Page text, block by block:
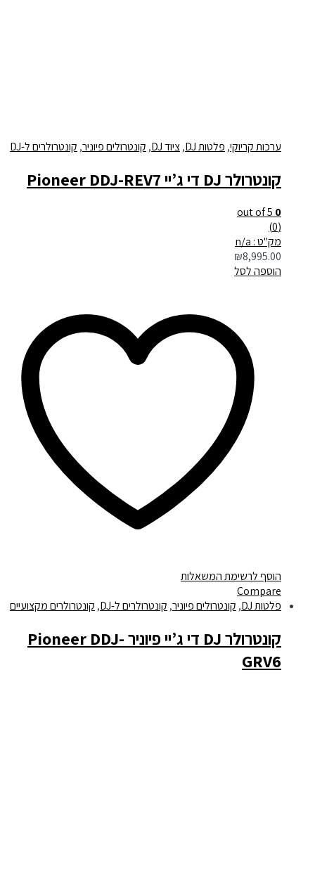
ערכות קריוקי,פלטות DJ ,ציוד DJ ,קונטרולים פיוניר,קונטרולרים ל-DJ
קונטרולר DJ די ג’יי Pioneer DDJ-REV7
0
out of 5
מק"ט : n/a
₪8,995.00
הוספה לסל
הוסף לרשימת המשאלות
Compare
פלטות DJ
,קונטרולים פיוניר,קונטרולרים ל-DJ ,קונטרולרים מקצועיים
קונטרולר DJ די ג’יי פיוניר Pioneer DDJ-
GRV6